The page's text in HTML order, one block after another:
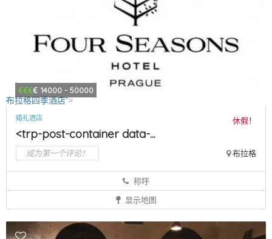
€€€€ 14000 - 50000
布拉格四季酒店">
婚礼酒店 休假！
<trp-post-container data-...
成为第一个评论！ 布拉格
称呼
显示地图